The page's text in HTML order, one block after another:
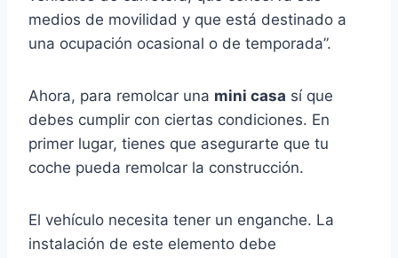
medios de movilidad y que está destinado a
una ocupación ocasional o de temporada”.
Ahora, para remolcar una mini casa sí que
debes cumplir con ciertas condiciones. En
primer lugar, tienes que asegurarte que tu
coche pueda remolcar la construcción.
El vehículo necesita tener un enganche. La
instalación de este elemento debe